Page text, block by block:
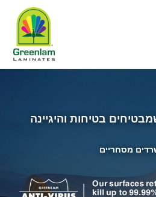
בטיחות והיגיינה